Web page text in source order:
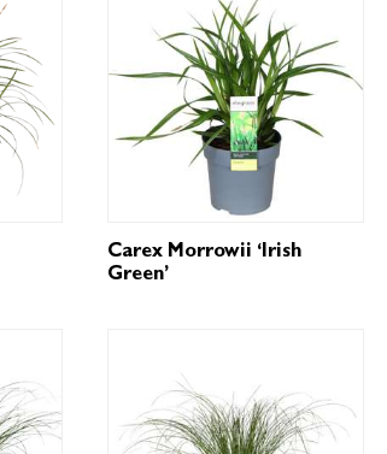
Carex Morrowii ‘Irish
Green’